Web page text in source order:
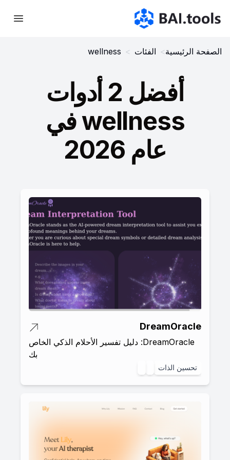
Bai.tools
الصفحة الرئيسية> الفئات >
wellness
أفضل 2 أدوات
wellness في
عام 2026
DreamOracle
DreamOracle: دليل تفسير الأحلام الذكي الخاص
بك
تحسين الذات